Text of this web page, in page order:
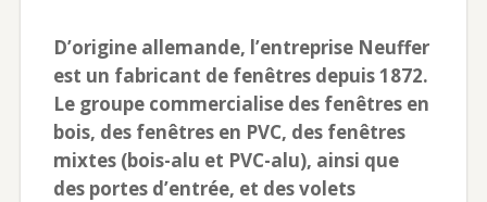
D’origine allemande, l’entreprise Neuffer
est un fabricant de fenêtres depuis 1872.
Le groupe commercialise des fenêtres en
bois, des fenêtres en PVC, des fenêtres
mixtes (bois-alu et PVC-alu), ainsi que
des portes d’entrée, et des volets